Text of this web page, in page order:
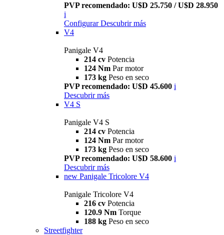
PVP recomendado: U$D 25.750 / U$D 28.950
i
Configurar Descubrir más
V4
Panigale V4
214 cv Potencia
124 Nm Par motor
173 kg Peso en seco
PVP recomendado: U$D 45.600 i
Descubrir más
V4 S
Panigale V4 S
214 cv Potencia
124 Nm Par motor
173 kg Peso en seco
PVP recomendado: U$D 58.600 i
Descubrir más
new Panigale Tricolore V4
Panigale Tricolore V4
216 cv Potencia
120.9 Nm Torque
188 kg Peso en seco
Streetfighter